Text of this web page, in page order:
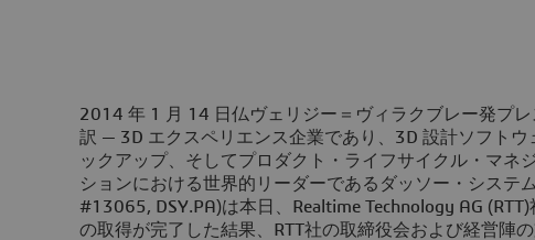
2014 年 1 月 14 日仏ヴェリジー＝ヴィラクブレー発プ
訳 — 3D エクスペリエンス企業であり、3D 設計ソフト
ックアップ、そしてプロダクト・ライフサイクル・マネ
ションにおける世界的リーダーであるダッソー・システ
#13065, DSY.PA)は本日、Realtime Technology AG
の取得が完了した結果、RTT社の取締役会および経営陣